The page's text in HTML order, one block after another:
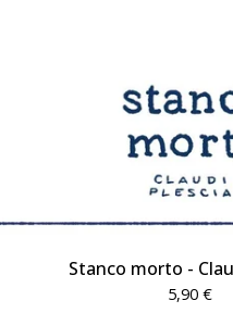
Stanco morto -
5,90 €